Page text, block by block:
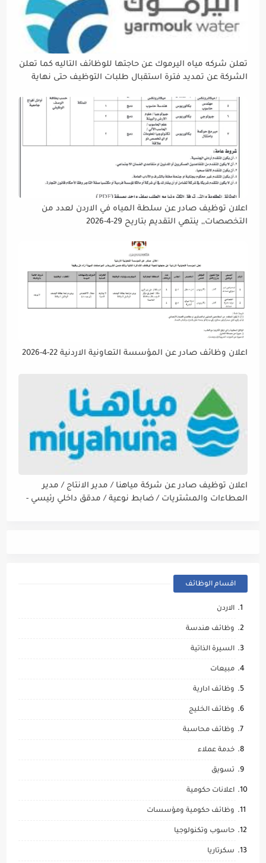
تعلن شركه مياه اليرموك عن حاجتها للوظائف التاليه كما تعلن
الشركة عن تمديد فترة استقبال طلبات التوظيف حتى نهاية
إتاحة الفرصة الكافية أمام الجميع لاستكمال إجراءات التقديم.
اعلان توظيف صادر عن سلطة المياه في الاردن لعدد من
التخصصات,, ينتهي التقديم بتاريح 29-4-2026
اعلان وظائف صادر عن المؤسسة التعاونية الاردنية 22-4-2026
اعلان توظيف صادر عن شركة مياهنا / مدير الانتاج / مدير
العطاءات والمشتريات / ضابط نوعية / مدقق داخلي رئيسي -
اقسام الوظائف
الاردن
وظائف هندسة
السيرة الذاتية
مبيعات
وظائف ادارية
وظائف الخليج
وظائف محاسبة
خدمة عملاء
تسويق
اعلانات حكومية
وظائف حكومية ومؤسسات
حاسوب وتكنولوجيا
سكرتاريا